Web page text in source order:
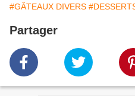
#GÂTEAUX DIVERS
Partager